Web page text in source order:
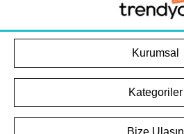
Kurumsal
Kategoriler